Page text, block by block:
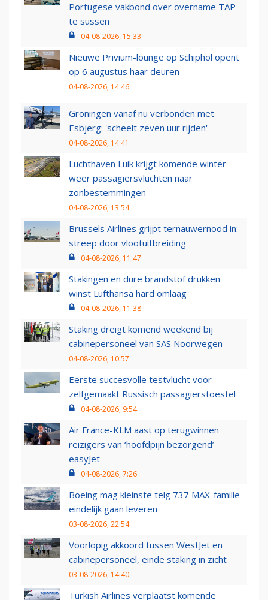
Portugese vakbond over overname TAP
te sussen
04-08-2026, 15:33
Nieuwe Privium-lounge op Schiphol opent
op 6 augustus haar deuren
04-08-2026, 14:46
Groningen vanaf nu verbonden met
Esbjerg: 'scheelt zeven uur rijden'
04-08-2026, 14:41
Luchthaven Luik krijgt komende winter
weer passagiersvluchten naar
zonbestemmingen
04-08-2026, 13:54
Brussels Airlines grijpt ternauwernood in:
streep door vlootuitbreiding
04-08-2026, 11:47
Stakingen en dure brandstof drukken
winst Lufthansa hard omlaag
04-08-2026, 11:38
Staking dreigt komend weekend bij
cabinepersoneel van SAS Noorwegen
04-08-2026, 10:57
Eerste succesvolle testvlucht voor
zelfgemaakt Russisch passagierstoestel
04-08-2026, 9:54
Air France-KLM aast op terugwinnen
reizigers van ‘hoofdpijn bezorgend’
easyJet
04-08-2026, 7:26
Boeing mag kleinste telg 737 MAX-familie
eindelijk gaan leveren
03-08-2026, 22:54
Voorlopig akkoord tussen WestJet en
cabinepersoneel, einde staking in zicht
03-08-2026, 14:40
Turkish Airlines verplaatst komende